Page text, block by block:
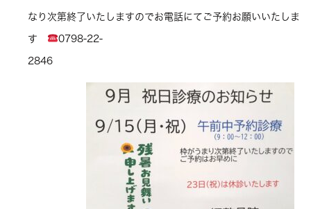
なり次第終了いたしますのでお電話にてご予約お願いいたしま
す 0798-22-
2846